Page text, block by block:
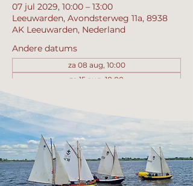
07 jul 2029, 10:00 – 13:00
Leeuwarden, Avondsterweg 11a, 8938
AK Leeuwarden, Nederland
Andere datums
za 08 aug, 10:00
za 15 aug, 10:00
Bekijk alle 358 datums
Meld mij aan!